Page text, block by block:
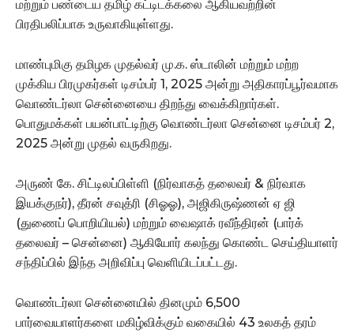
மற்றும் பண்டைய தமிழ் கட்டிடக்கலை ஆகியவற்றின்
பிரதிபலிப்பாக உருவாகியுள்ளது.
மாண்புமிகு தமிழக முதல்வர் மு.க. ஸ்டாலின் மற்றும் மற்ற
முக்கிய பிரமுகர்கள் டிசம்பர் 1, 2025 அன்று அதிகாரப்பூர்வமாக
வொண்டர்லா சென்னையை திறந்து வைக்கிறார்கள்.
பொதுமக்கள் பயன்பாட்டிற்கு வொண்டர்லா சென்னை டிசம்பர் 2,
2025 அன்று முதல் வருகிறது.
அருண் கே. சிட்டிலப்பிள்ளி (நிர்வாகத் தலைவர் & நிர்வாக
இயக்குநர்), தீரன் சவுத்ரி (சிஓஓ), அஜிகிருஷ்ணன் ஏ ஜி
(துணைப் பொறியியல்) மற்றும் வைஷாக் ரவீந்திரன் (பார்க்
தலைவர் – சென்னை) ஆகியோர் கலந்து கொண்ட செய்தியாளர்
சந்திப்பில் இந்த அறிவிப்பு வெளியிடப்பட்டது.
வொண்டர்லா சென்னையில் தினமும் 6,500
பார்வையாளர்களை மகிழ்விக்கும் வகையில் 43 உலகத் தரம்